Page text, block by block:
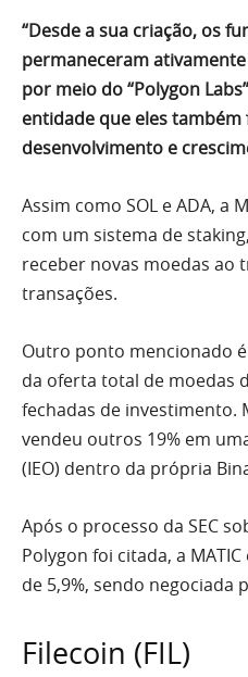
“Desde a sua criação, os
permaneceram
por meio do “Polygon
entidade que eles
desenvolvimento e
Assim como SOL e ADA, a
com um sistema de
receber novas moedas ao
transações.
Outro ponto mencionado
da oferta total de moedas
fechadas de investimento.
vendeu outros 19% em
(IEO) dentro da própria
Após o processo da SEC
Polygon foi citada, a
de 5,9%, sendo negociada
Filecoin (FIL)